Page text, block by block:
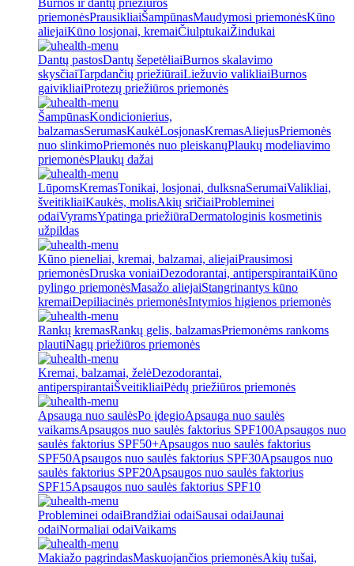
Burnos ir dantų priežiūros
priemonėsPrausikliaiŠampūnasMaudymosi priemonėsKūno
aliejaiKūno losjonai, kremaiČiulptukaiŽindukai
Dantų pastosDantų šepetėliaiBurnos skalavimo
skysčiaiTarpdančių priežiūraiLiežuvio valikliaiBurnos
gaivikliaiProtezų priežiūros priemonės
ŠampūnasKondicionierius,
balzamasSerumasKaukėLosjonasKremasAliejusPriemonės
nuo slinkimoPriemonės nuo pleiskanųPlaukų modeliavimo
priemonėsPlaukų dažai
LūpomsKremasTonikai, losjonai, dulksnaSerumaiValikliai,
šveitikliaiKaukės, molisAkių sričiaiProbleminei
odaiVyramsYpatinga priežiūraDermatologinis kosmetinis
užpildas
Kūno pieneliai, kremai, balzamai, aliejaiPrausimosi
priemonėsDruska voniaiDezodorantai, antiperspirantaiKūno
pylingo priemonėsMasažo aliejaiStangrinantys kūno
kremaiDepiliacinės priemonėsIntymios higienos priemonės
Rankų kremasRankų gelis, balzamasPriemonėms rankoms
plautiNagų priežiūros priemonės
Kremai, balzamai, želėDezodorantai,
antiperspirantaiŠveitikliaiPėdų priežiūros priemonės
Apsauga nuo saulėsPo įdegioApsauga nuo saulės
vaikamsApsaugos nuo saulės faktorius SPF100Apsaugos nuo
saulės faktorius SPF50+Apsaugos nuo saulės faktorius
SPF50Apsaugos nuo saulės faktorius SPF30Apsaugos nuo
saulės faktorius SPF20Apsaugos nuo saulės faktorius
SPF15Apsaugos nuo saulės faktorius SPF10
Probleminei odaiBrandžiai odaiSausai odaiJaunai
odaiNormaliai odaiVaikams
Makiažo pagrindasMaskuojančios priemonėsAkių tušai,